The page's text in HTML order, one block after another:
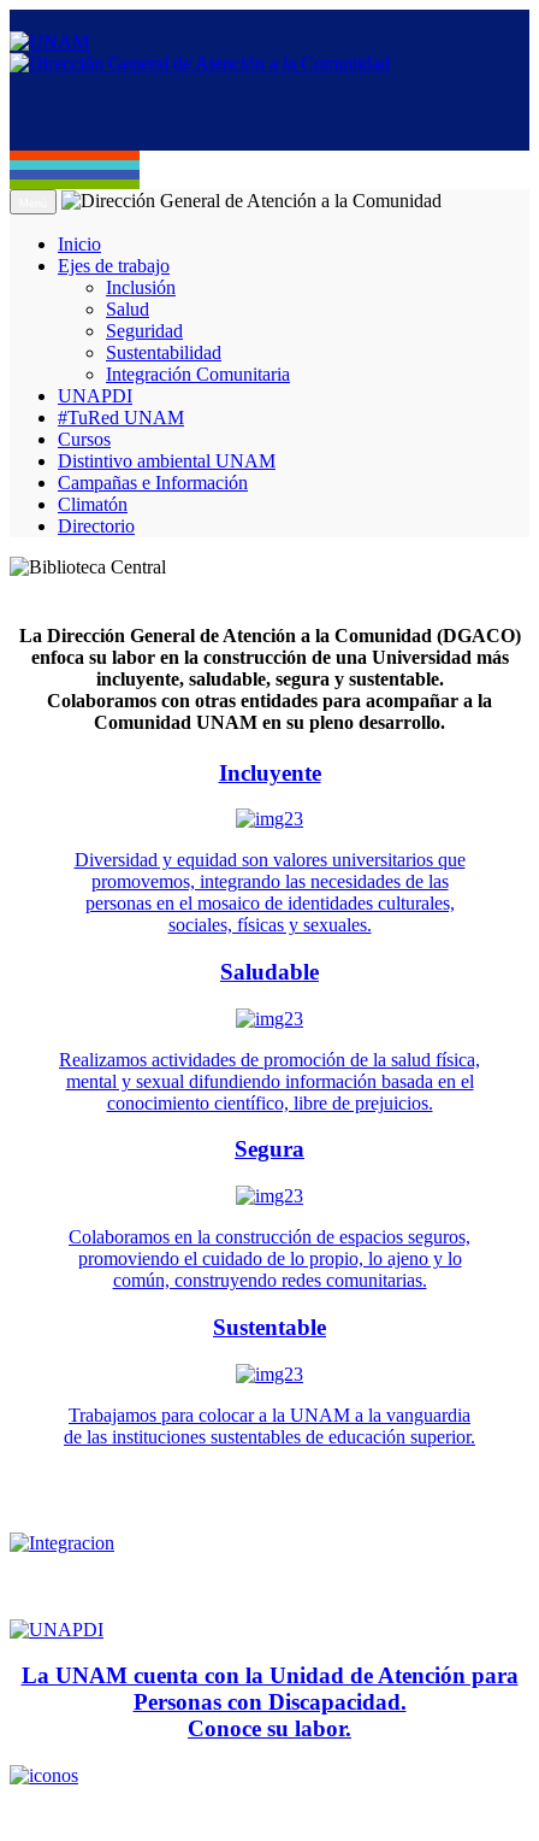
Inicio
Ejes de trabajo
Inclusión
Salud
Seguridad
Sustentabilidad
Integración Comunitaria
UNAPDI
#TuRed UNAM
Cursos
Distintivo ambiental UNAM
Campañas e Información
Climatón
Directorio
La Dirección General de Atención a la Comunidad (DGACO)
enfoca su labor en la construcción de una Universidad más
incluyente, saludable, segura y sustentable.
Colaboramos con otras entidades para acompañar a la
Comunidad UNAM en su pleno desarrollo.
Incluyente
Diversidad y equidad son valores universitarios que
promovemos, integrando las necesidades de las
personas en el mosaico de identidades culturales,
sociales, físicas y sexuales.
Saludable
Realizamos actividades de promoción de la salud física,
mental y sexual difundiendo información basada en el
conocimiento científico, libre de prejuicios.
Segura
Colaboramos en la construcción de espacios seguros,
promoviendo el cuidado de lo propio, lo ajeno y lo
común, construyendo redes comunitarias.
Sustentable
Trabajamos para colocar a la UNAM a la vanguardia
de las instituciones sustentables de educación superior.
La UNAM cuenta con la Unidad de Atención para
Personas con Discapacidad.
Conoce su labor.